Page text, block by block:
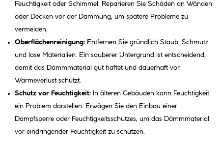
Feuchtigkeit oder Schimmel. Reparieren Sie Schäden an Wänden
oder Decken vor der Dämmung, um spätere Probleme zu
vermeiden.
Oberflächenreinigung: Entfernen Sie gründlich Staub, Schmutz
und lose Materialien. Ein sauberer Untergrund ist entscheidend,
damit das Dämmmaterial gut haftet und dauerhaft vor
Wärmeverlust schützt.
Schutz vor Feuchtigkeit: In älteren Gebäuden kann Feuchtigkeit
ein Problem darstellen. Erwägen Sie den Einbau einer
Dampfsperre oder Feuchtigkeitsschutzes, um das Dämmmaterial
vor eindringender Feuchtigkeit zu schützen.